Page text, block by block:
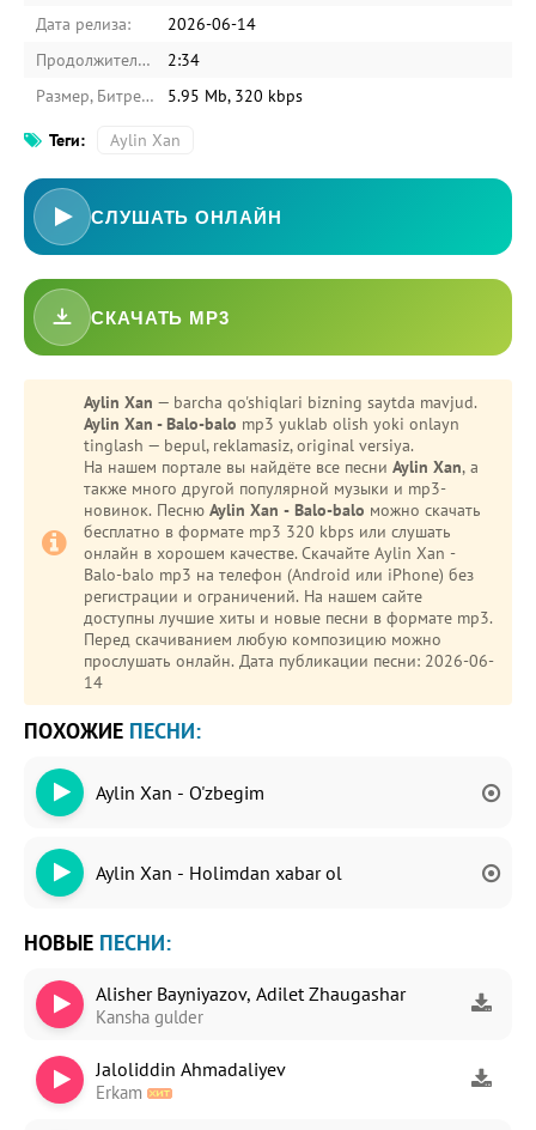
Дата релиза:
2026-06-14
Продолжительность:
2:34
Размер, Битрейт:
5.95 Mb, 320 kbps
Теги: Aylin Xan
СЛУШАТЬ ОНЛАЙН
СКАЧАТЬ MP3
Aylin Xan — barcha qo'shiqlari bizning saytda mavjud.
Aylin Xan - Balo-balo mp3 yuklab olish yoki onlayn
tinglash — bepul, reklamasiz, original versiya.
На нашем портале вы найдёте все песни Aylin Xan, а
также много другой популярной музыки и mp3-
новинок. Песню Aylin Xan - Balo-balo можно скачать
бесплатно в формате mp3 320 kbps или слушать
онлайн в хорошем качестве. Скачайте Aylin Xan -
Balo-balo mp3 на телефон (Android или iPhone) без
регистрации и ограничений. На нашем сайте
доступны лучшие хиты и новые песни в формате mp3.
Перед скачиванием любую композицию можно
прослушать онлайн. Дата публикации песни: 2026-06-
14
ПОХОЖИЕ ПЕСНИ:
Aylin Xan - O'zbegim
Aylin Xan - Holimdan xabar ol
НОВЫЕ ПЕСНИ:
Alisher Bayniyazov, Adilet Zhaugashar
Kansha gulder
Jaloliddin Ahmadaliyev
Erkam
Bezori
Oshiq edim